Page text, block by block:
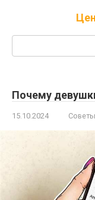
Поиск:
Почему
15.10.2024 Советы